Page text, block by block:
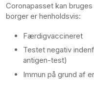
Coronapasset kan
borger er henholdsvis:
Færdigvaccineret
Testet negativ
antigen-test)
Immun på grund af